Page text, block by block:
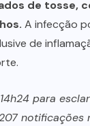
de tosse,
A infecção
de
para
notificações